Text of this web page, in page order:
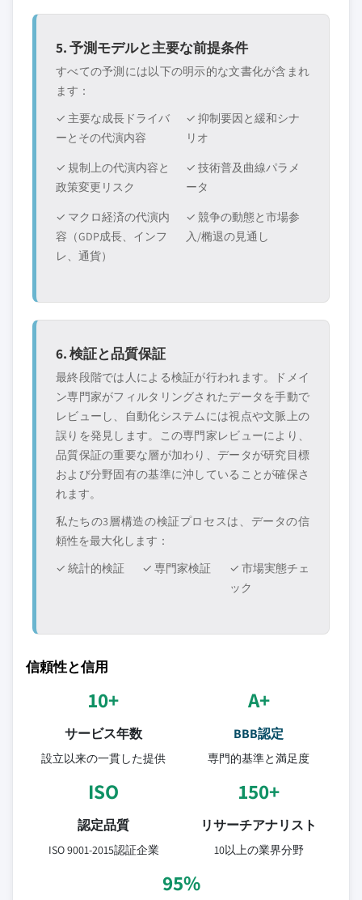
5. 予測モデルと主要な前提条件
すべての予測には以下の明示的な文書化が含まれ
ます：
✓ 主要な成長ドライバ
ーとその代演内容
✓ 抑制要因と緩和シナ
リオ
✓ 規制上の代演内容と
政策変更リスク
✓ 技術普及曲線パラメ
ータ
✓ マクロ経済の代演内
容（GDP成長、インフ
レ、通貨）
✓ 競争の動態と市場参
入/椭退の見通し
6. 検証と品質保証
最終段階では人による検証が行われます。ドメイ
ン専門家がフィルタリングされたデータを手動で
レビューし、自動化システムには視点や文脈上の
誤りを発見します。この専門家レビューにより、
品質保証の重要な層が加わり、データが研究目標
および分野固有の基準に沖していることが確保さ
れます。
私たちの3層構造の検証プロセスは、データの信
頼性を最大化します：
✓ 統計的検証
✓ 専門家検証
✓ 市場実態チェ
ック
信頼性と信用
10+
サービス年数
設立以来の一貫した提供
A+
BBB認定
専門的基準と満足度
ISO
認定品質
ISO 9001-2015認証企業
150+
リサーチアナリスト
10以上の業界分野
95%